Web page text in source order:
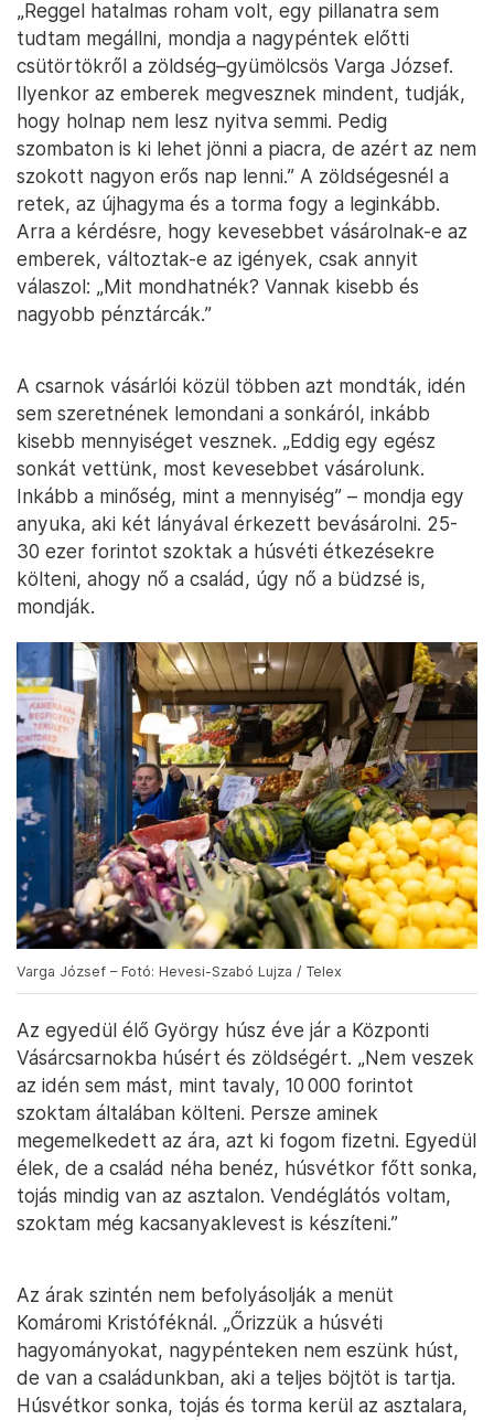
„Reggel hatalmas roham volt, egy pillanatra sem
tudtam megállni, mondja a nagypéntek előtti
csütörtökről a zöldség–gyümölcsös Varga József.
Ilyenkor az emberek megvesznek mindent, tudják,
hogy holnap nem lesz nyitva semmi. Pedig
szombaton is ki lehet jönni a piacra, de azért az nem
szokott nagyon erős nap lenni.” A zöldségesnél a
retek, az újhagyma és a torma fogy a leginkább.
Arra a kérdésre, hogy kevesebbet vásárolnak-e az
emberek, változtak-e az igények, csak annyit
válaszol: „Mit mondhatnék? Vannak kisebb és
nagyobb pénztárcák.”
A csarnok vásárlói közül többen azt mondták, idén
sem szeretnének lemondani a sonkáról, inkább
kisebb mennyiséget vesznek. „Eddig egy egész
sonkát vettünk, most kevesebbet vásárolunk.
Inkább a minőség, mint a mennyiség” – mondja egy
anyuka, aki két lányával érkezett bevásárolni. 25-
30 ezer forintot szoktak a húsvéti étkezésekre
költeni, ahogy nő a család, úgy nő a büdzsé is,
mondják.
Varga József – Fotó: Hevesi-Szabó Lujza / Telex
Az egyedül élő György húsz éve jár a Központi
Vásárcsarnokba húsért és zöldségért. „Nem veszek
az idén sem mást, mint tavaly, 10 000 forintot
szoktam általában költeni. Persze aminek
megemelkedett az ára, azt ki fogom fizetni. Egyedül
élek, de a család néha benéz, húsvétkor főtt sonka,
tojás mindig van az asztalon. Vendéglátós voltam,
szoktam még kacsanyaklevest is készíteni.”
Az árak szintén nem befolyásolják a menüt
Komáromi Kristóféknál. „Őrizzük a húsvéti
hagyományokat, nagypénteken nem eszünk húst,
de van a családunkban, aki a teljes böjtöt is tartja.
Húsvétkor sonka, tojás és torma kerül az asztalara,